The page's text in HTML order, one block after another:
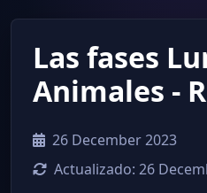
Las fases
Animales -
26 December 2023
Actualizado: 26